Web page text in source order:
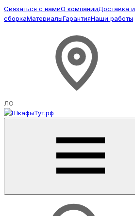
Связаться с намиО компанииДоставка и
сборкаМатериалыГарантияНаши работы
ЛО